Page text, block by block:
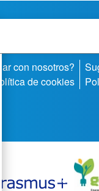
con nosotros?
Política de cookies